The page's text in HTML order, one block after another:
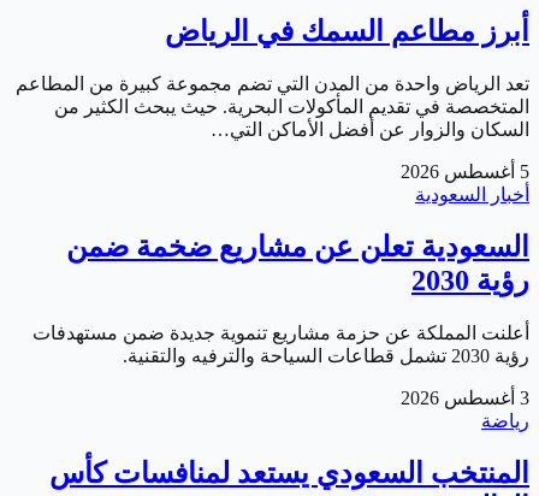
أبرز مطاعم السمك في الرياض
تعد الرياض واحدة من المدن التي تضم مجموعة كبيرة من المطاعم
المتخصصة في تقديم المأكولات البحرية. حيث يبحث الكثير من
السكان والزوار عن أفضل الأماكن التي…
5 أغسطس 2026
أخبار السعودية
السعودية تعلن عن مشاريع ضخمة ضمن
رؤية 2030
أعلنت المملكة عن حزمة مشاريع تنموية جديدة ضمن مستهدفات
رؤية 2030 تشمل قطاعات السياحة والترفيه والتقنية.
3 أغسطس 2026
رياضة
المنتخب السعودي يستعد لمنافسات كأس